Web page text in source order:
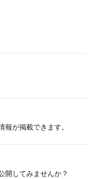
報が掲載できます。
開してみませんか？